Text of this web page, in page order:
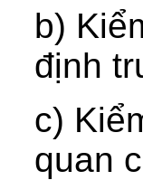
b)
định
c)
quan